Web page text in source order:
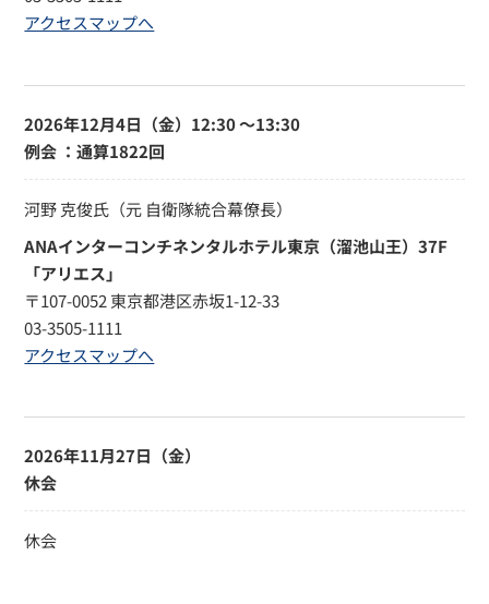
アクセスマップへ
2026年12月4日（金） 12:30 〜13:30
例会 ：通算1822回
河野 克俊氏（元 自衛隊統合幕僚長）
ANAインターコンチネンタルホテル東京（溜池山王）37F
「アリエス」
〒107-0052 東京都港区赤坂1-12-33
03-3505-1111
アクセスマップへ
2026年11月27日（金）
休会
休会